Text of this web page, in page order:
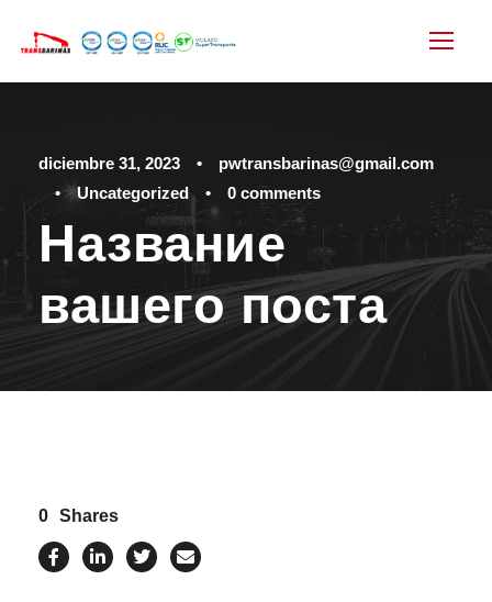
diciembre 31, 2023 •
pwtransbarinas@gmail.com
•
Uncategorized • 0 comments
Название
вашего поста
0 Shares